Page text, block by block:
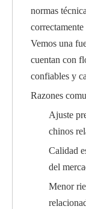
normas
Vemos una
cuentan con
confiables y
Razones
Ajuste
chinos
Calidad
del
Menor